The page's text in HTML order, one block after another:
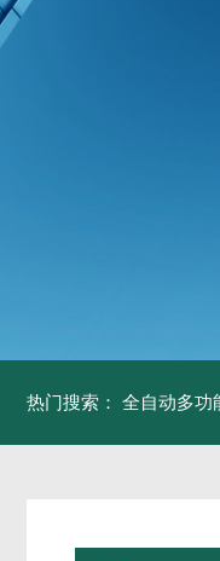
热门搜索： 全自动多功